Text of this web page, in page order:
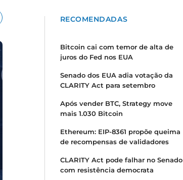
RECOMENDADAS
Bitcoin cai com temor de alta de
juros do Fed nos EUA
Senado dos EUA adia votação da
CLARITY Act para setembro
Após vender BTC, Strategy move
mais 1.030 Bitcoin
Ethereum: EIP-8361 propõe queima
de recompensas de validadores
CLARITY Act pode falhar no Senado
com resistência democrata